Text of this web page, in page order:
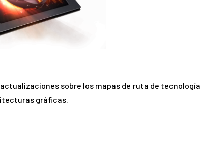
sobre los mapas de ruta de tecnología
gráficas.